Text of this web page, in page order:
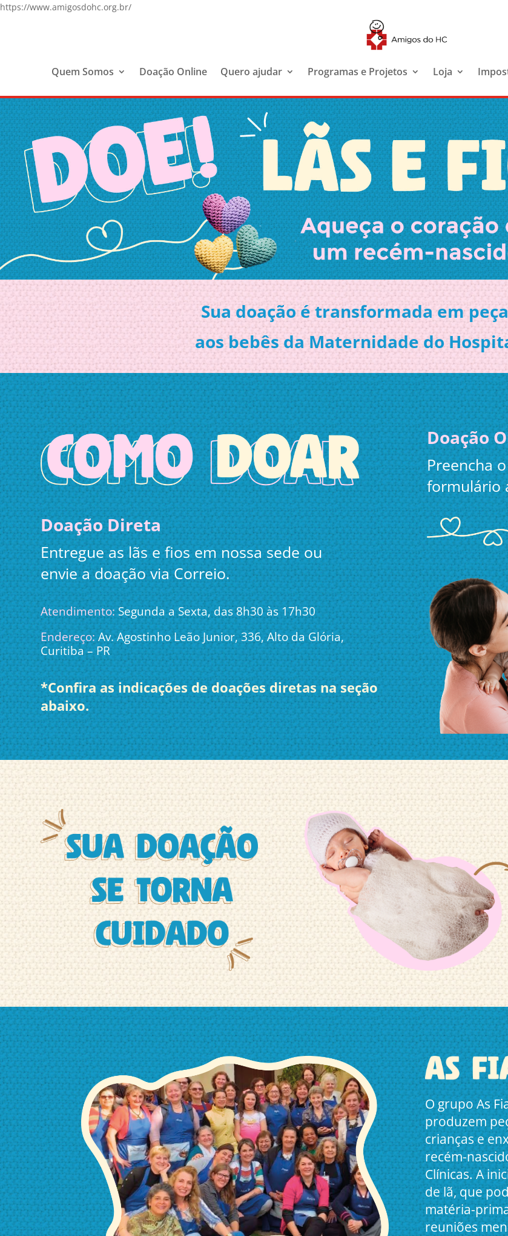
https://www.amigosdohc.org.br/
Quem Somos Doação Online Quero ajudar Programas e Projetos Loja
Sua doação é transformada em
aos bebês da Maternidade do
Doação Direta
Entregue as lãs e fios em nossa sede ou
envie a doação via Correio.
Atendimento:Segunda a Sexta, das 8h30 às 17h30
Endereço: Av. Agostinho Leão Junior, 336, Alto da Glória,
Curitiba – PR
*Confira as indicações de doações diretas na seção
abaixo.
Doação
Preencha o
formulário
O grupo As
produzem
crianças e
recém-
Clínicas. A
de lã, que
matéria-
reuniões